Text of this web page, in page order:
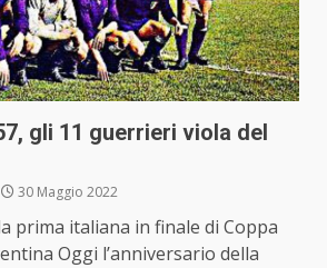
gli 11 guerrieri viola del
30 Maggio 2022
prima italiana in finale di Coppa
Oggi l’anniversario della